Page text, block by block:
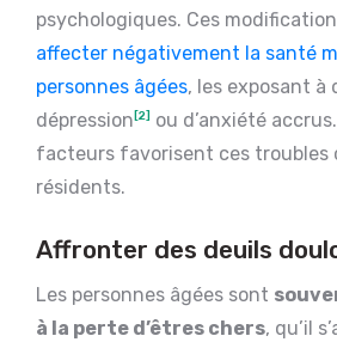
psychologiques. Ces
affecter négativement la santé
personnes âgées, les exposant à
dépression [2] ou d’anxiété
facteurs favorisent ces troubles
résidents.
Affronter des deuils
Les personnes âgées sont
à la perte d’êtres chers, qu’il